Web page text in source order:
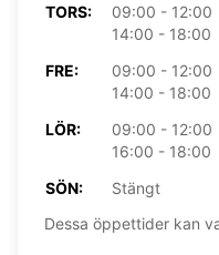
TORS:
09:00 - 12:00
14:00 - 18:00
FRE:
09:00 - 12:00
14:00 - 18:00
LÖR:
09:00 - 12:00
16:00 - 18:00
SÖN:
Stängt
Dessa öppettider kan